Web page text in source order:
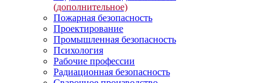
(дополнительное)
Пожарная безопасность
Проектирование
Промышленная безопасность
Психология
Рабочие профессии
Радиационная безопасность